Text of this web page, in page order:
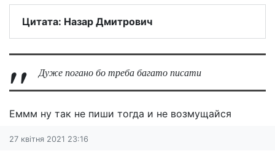
Цитата: Назар Дмитрович
Дуже погано бо треба багато писати
Еммм ну так не пиши тогда и не возмущайся
27 квітня 2021 23:16